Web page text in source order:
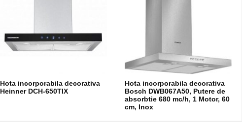
Hota incorporabila decorativa
Heinner DCH-650TIX
Hota incorporabila decorativa
Bosch DWB067A50, Putere de
absorbtie 680 mc/h, 1 Motor, 60
cm, Inox